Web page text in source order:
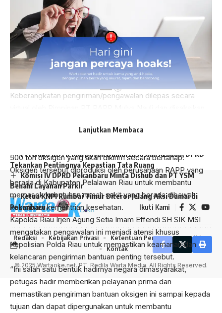
masalah vaksinasi dan juga melaksanakan prokes yang
sudah ditentukan oleh pemerintah mari kita bantu,”imbuh
T.Rusli Ahmad mengakhiri.
Almarhumah Ibu Hj.Tuti Hatifah binti sarbini merupakan istri
dari Almarhum H.Cholid Kadir bin H.Abdul Kadir alumni
Pondok Pesantren Gontor Surabaya Jawa Timur. ***
Komisi IV DPRD Pekanbaru Setop Total Pemasangan
Perwako RDTR Marpoyan Damai Disosialisasikan, DPRD
Tekankan Pentingnya Kepastian Tata Ruang
Komisi IV DPRD Pekanbaru Minta Dishub dan PT YSM
Benahi Layanan Parkir
Ketua KNPI Rumbai Timur Diteror Jelang Aksi Damai di
Pekanbaru
Keberangkatan pengiriman/pengawalan dilepas secara
dan Gubernur Riau Drs H Syamsuar Msi.
500 ton oksigen yang akan dikirim secara bertahap.
Oksigen tersebut diproduksi oleh perusahaan RAPP yang
berada di Kabupaten Pelalawan Riau untuk membantu
memasok kebutuhan rumah sakit yang berada dibawah
koordinasi kementrian kesehatan.
Kapolda Riau Irjen Agung Setia Imam Effendi SH SIK MSI
mengatakan pengawalan ini menjadi atensi khusus
Kepolisian Polda Riau untuk memastikan keamanan dan
kelancaran pengiriman bantuan penting tersebut.
“Ini salah satu bentuk hadirnya negara dimasyarakat,
petugas hadir memberikan pelayanan prima dan
memastikan pengiriman bantuan oksigen ini sampai kepada
tujuan dan dapat dipergunakan untuk membantu
Lanjutkan Membaca
Ikuti Kami
© 2025 Wartaoke.net. PT. Redila Warta Media. All Rights Reserved.
Redaksi Kebijakan Privasi Ketentuan Penggunaan
Iklan
Kontak